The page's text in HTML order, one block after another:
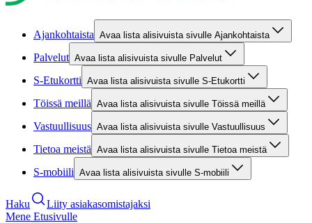
Ajankohtaista Avaa lista alisivuista sivulle Ajankohtaista
Palvelut Avaa lista alisivuista sivulle Palvelut
S-Etukortti Avaa lista alisivuista sivulle S-Etukortti
Töissä meillä Avaa lista alisivuista sivulle Töissä meillä
Vastuullisuus Avaa lista alisivuista sivulle Vastuullisuus
Tietoa meistä Avaa lista alisivuista sivulle Tietoa meistä
S-mobiili Avaa lista alisivuista sivulle S-mobiili
Haku
Liity asiakasomistajaksi
Mene Etusivulle